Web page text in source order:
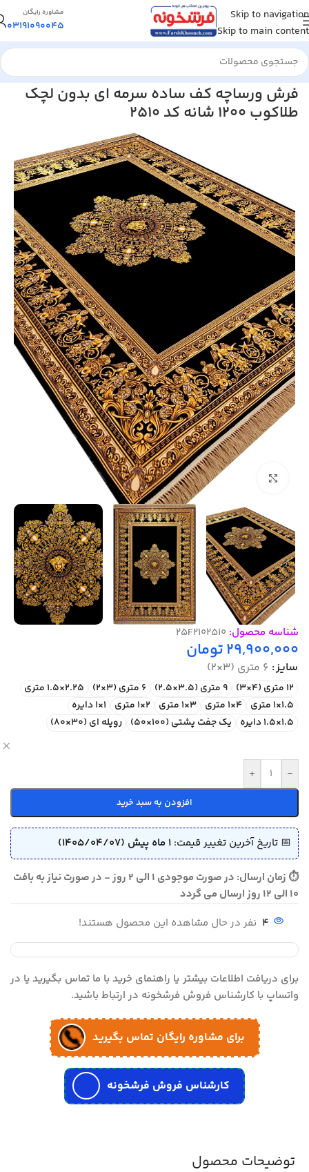
Skip to navigation
Skip to main content
مشاوره رایگان
03191090045
خانه/فرش ماشینی/فرش 1200 شانه
فرش ورساچه کف ساده سرمه ای بدون لچک
طلاکوب 1200 شانه کد 2510
بزرگنمایی تصویر
شناسه محصول: 25F2102510
29,900,000تومان
سایز 6 متری (3×2)
12 متری (4×3) 9 متری (3.5×2.5) 6 متری (3×2)
2.25×1.5 متری
1.5×1 متری
4×1 متری 3×1 متری 2×1 متری
1×1 دایره
1.5×1.5 دایره
یک جفت پشتی (100×50) روپله ای (30×80)
-
+
افزودن به سبد خرید
📅 تاریخ آخرین تغییر قیمت: 1 ماه پیش (1405/04/07)
⏱ زمان ارسال: در صورت موجودی 1 الی 2 روز - در صورت نیاز به بافت
10 الی 12 روز ارسال می گردد
4 نفر در حال مشاهده این محصول هستند!
برای دریافت اطلاعات بیشتر یا راهنمای خرید با ما تماس بگیرید یا در
واتساپ با کارشناس فروش فرشخونه در ارتباط باشید.
برای مشاوره رایگان تماس بگیرید
کارشناس فروش فرشخونه
توضیحات محصول